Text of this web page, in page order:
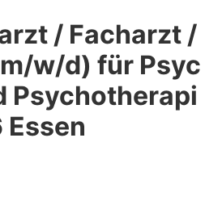
/ Facharzt /
w/d) für Psyc
Psychotherapi
Essen